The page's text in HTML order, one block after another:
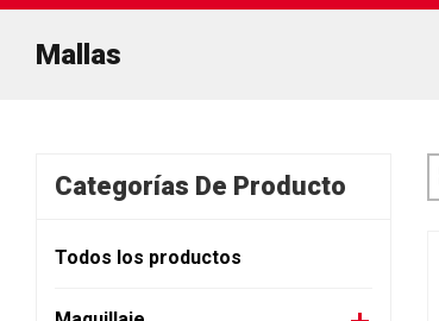
Mallas
Categorías De Producto
Todos los productos